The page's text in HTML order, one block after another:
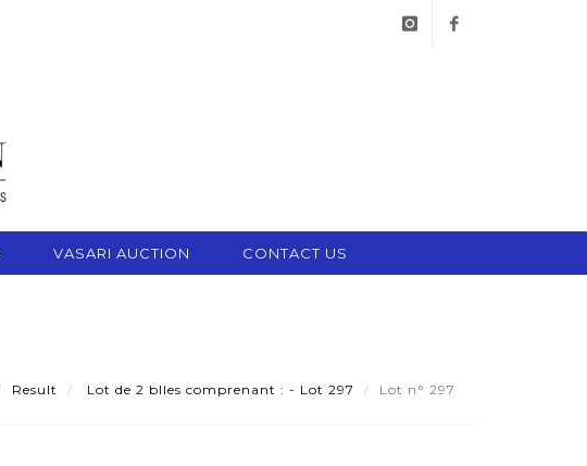
VASARI AUCTION CONTACT US
Result Lot de 2 blles comprenant : - Lot 297 Lot n° 297